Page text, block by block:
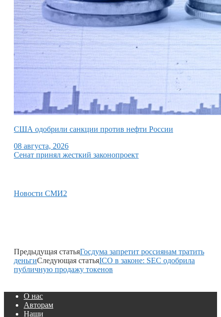
США одобрили санкции против нефти России
08 августа, 2026
Сенат принял жесткий законопроект
Новости СМИ2
Предыдущая статьяГосдума запретит россиянам тратить
деньгиСледующая статьяICO в законе: SEC одобрила
публичную продажу токенов
О нас
Авторам
Наши